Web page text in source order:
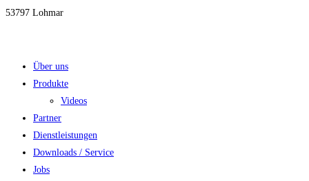
53797 Lohmar
Über uns
Produkte
Videos
Partner
Dienstleistungen
Downloads / Service
Jobs